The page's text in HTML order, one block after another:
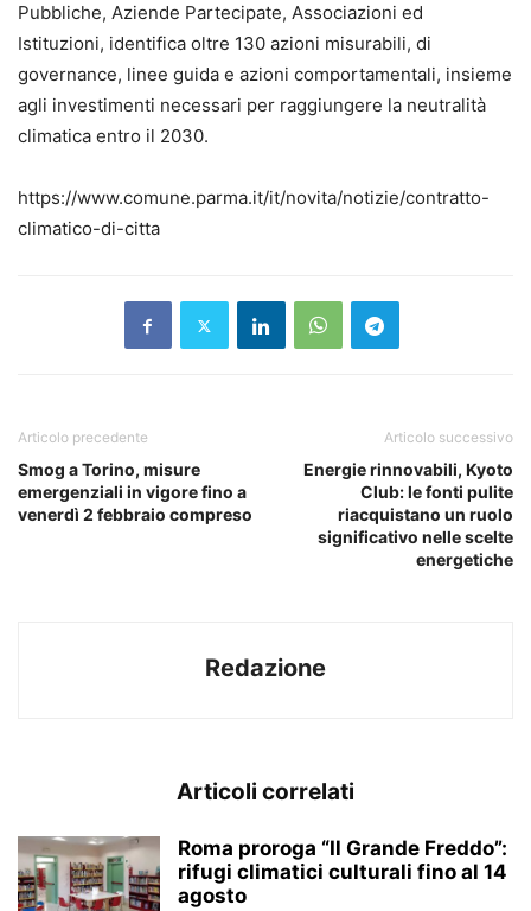
Pubbliche, Aziende Partecipate, Associazioni ed
Istituzioni, identifica oltre 130 azioni misurabili, di
governance, linee guida e azioni comportamentali, insieme
agli investimenti necessari per raggiungere la neutralità
climatica entro il 2030.
https://www.comune.parma.it/it/novita/notizie/contratto-
climatico-di-citta
Articolo precedente
Smog a Torino, misure
emergenziali in vigore fino a
venerdì 2 febbraio compreso
Articolo successivo
Energie rinnovabili, Kyoto
Club: le fonti pulite
riacquistano un ruolo
significativo nelle scelte
energetiche
Redazione
Articoli correlati
Roma proroga “Il Grande Freddo”:
rifugi climatici culturali fino al 14
agosto